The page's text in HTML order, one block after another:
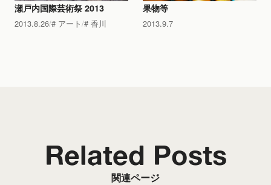
瀬戸内国際芸術祭 2013
2013.8.26 アート 香川
果物等
2013.9.7
関連ページ
Related Posts